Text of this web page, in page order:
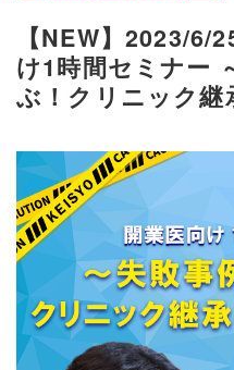
【NEW】2023/6/
け1時間セミナー
ぶ！クリニック継